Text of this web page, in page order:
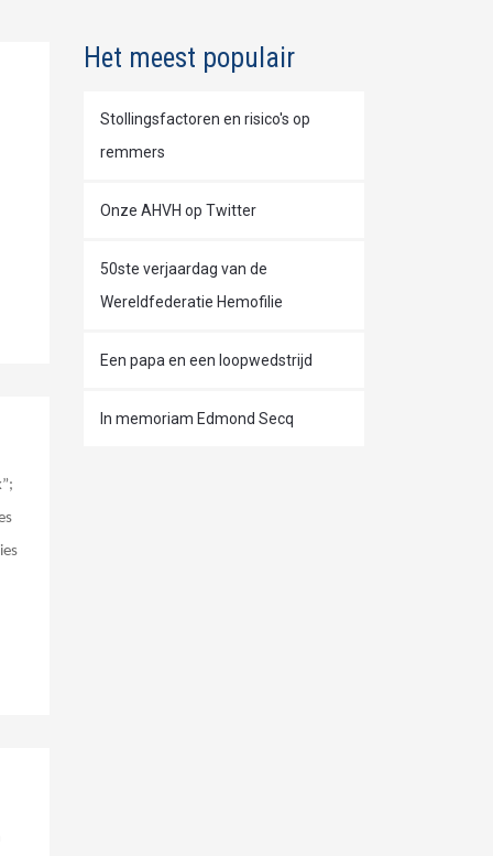
Het meest populair
Stollingsfactoren en risico's op
remmers
Onze AHVH op Twitter
50ste verjaardag van de
Wereldfederatie Hemofilie
Een papa en een loopwedstrijd
In memoriam Edmond Secq